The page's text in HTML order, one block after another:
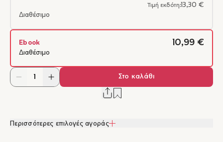
Τιμή εκδότη: 13,30 €
Διαθέσιμο
Ebook 10,99 €
Διαθέσιμο
Στο καλάθι
Περισσότερες επιλογές αγοράς